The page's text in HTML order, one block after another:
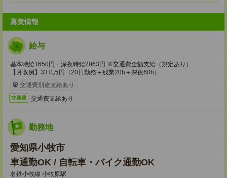
募集情報
給与
基本時給1650円・深夜時給2063円 ※交通費全額支給（規定あり）
【月収例】33.0万円（20日勤務＋残業20h＋深夜60h）
交通費別途支給あり
交通費 交通費支給あり
勤務地
愛知県小牧市
車通勤OK / 自転車・バイク通勤OK
名鉄小牧線 小牧原駅